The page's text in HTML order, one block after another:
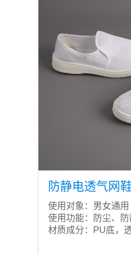
防静电透气网
使用对象：男女通用
使用功能：防尘、防
材质成分：PU底，